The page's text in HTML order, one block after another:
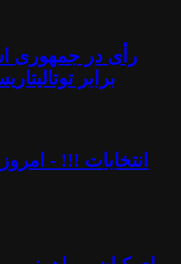
رأی در جمهوری
برابر
انتخابات !!! -